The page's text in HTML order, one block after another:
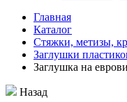
Главная
Каталог
Стяжки, метизы,
Заглушки
Заглушка на
Назад